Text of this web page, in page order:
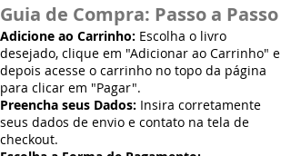
Guia de Compra: Passo a Passo
Adicione ao Carrinho: Escolha o livro
desejado, clique em "Adicionar ao Carrinho" e
depois acesse o carrinho no topo da página
para clicar em "Pagar".
Preencha seus Dados: Insira corretamente
seus dados de envio e contato na tela de
checkout.